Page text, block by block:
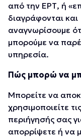
από την ΕΡΤ, ή
διαγράφονται
αναγνωρίσουμε
μπορούμε να
υπηρεσία.
Πώς μπορώ να
Μπορείτε να
χρησιμοποιείτε
περιήγησής σας
απορρίψετε ή να